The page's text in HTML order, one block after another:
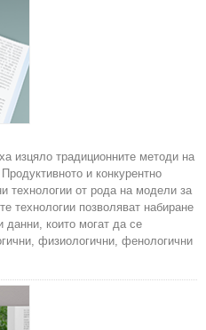
изцяло традиционните методи на
и конкурентно
технологии от рода на модели за
технологии позволяват набиране
данни, които могат да се
физиологични, фенологични